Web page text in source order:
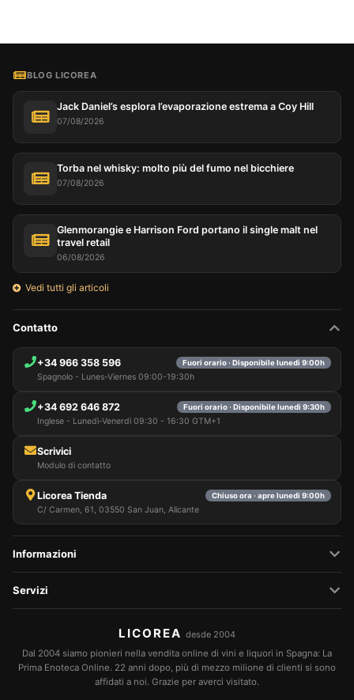
BLOG LICOREA
Jack Daniel’s esplora l’evaporazione estrema a Coy Hill
07/08/2026
Torba nel whisky: molto più del fumo nel bicchiere
07/08/2026
Glenmorangie e Harrison Ford portano il single malt nel
travel retail
06/08/2026
Vedi tutti gli articoli
Contatto
+34 966 358 596 Fuori orario · Disponibile lunedì 9:00h
Spagnolo - Lunes-Viernes 09:00-19:30h
+34 692 646 872 Fuori orario · Disponibile lunedì 9:30h
Inglese - Lunedì-Venerdì 09:30 - 16:30 GTM+1
Scrivici
Modulo di contatto
Licorea Tienda Chiuso ora · apre lunedì 9:00h
C/ Carmen, 61, 03550 San Juan, Alicante
Informazioni
Servizi
LICOREA desde 2004
Dal 2004 siamo pionieri nella vendita online di vini e liquori in Spagna: La
Prima Enoteca Online. 22 anni dopo, più di mezzo milione di clienti si sono
affidati a noi. Grazie per averci visitato.